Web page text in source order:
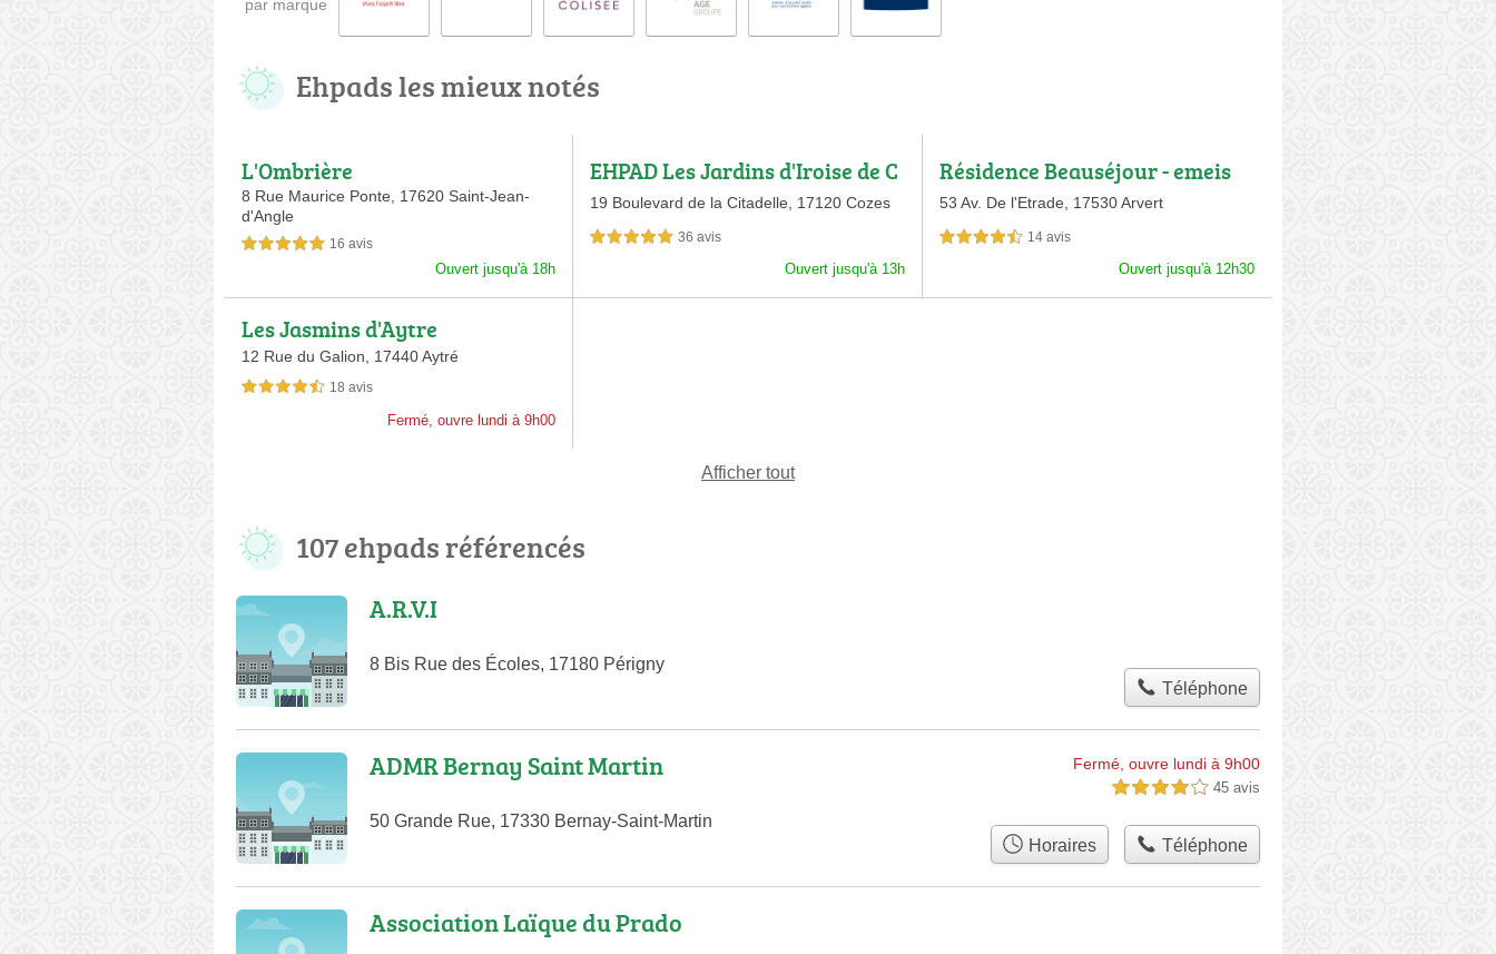
par marque
Ehpads les mieux notés
L'Ombrière
8 Rue Maurice Ponte, 17620 Saint-Jean-
d'Angle
5,0 étoiles sur 5 16 avis
Ouvert jusqu'à 18h
EHPAD Les Jardins d'Iroise de C
ozes
19 Boulevard de la Citadelle, 17120 Cozes
5,0 étoiles sur 5 36 avis
Ouvert jusqu'à 13h
Résidence Beauséjour - emeis
53 Av. De l'Etrade, 17530 Arvert
4,5 étoiles sur 5 14 avis
Ouvert jusqu'à 12h30
Les Jasmins d'Aytre
12 Rue du Galion, 17440 Aytré
4,5 étoiles sur 5 18 avis
Fermé, ouvre lundi à 9h00
Afficher tout
107 ehpads référencés
A.R.V.I
8 Bis Rue des Écoles, 17180 Périgny
Téléphone
ADMR Bernay Saint Martin
50 Grande Rue, 17330 Bernay-Saint-Martin
Fermé, ouvre lundi à 9h00
4,0 étoiles sur 5 45 avis
Horaires Téléphone
Association Laïque du Prado